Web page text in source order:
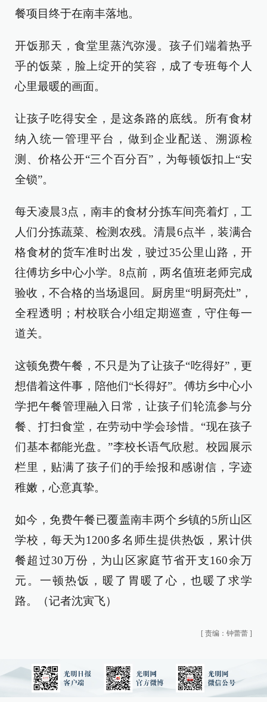
餐项目终于在南丰落地。
开饭那天，食堂里蒸汽弥漫。孩子们端着热乎
乎的饭菜，脸上绽开的笑容，成了专班每个人
心里最暖的画面。
让孩子吃得安全，是这条路的底线。所有食材
纳入统一管理平台，做到企业配送、溯源检
测、价格公开“三个百分百”，为每顿饭扣上“安
全锁”。
每天凌晨3点，南丰的食材分拣车间亮着灯，工
人们分拣蔬菜、检测农残。清晨6点半，装满合
格食材的货车准时出发，驶过35公里山路，开
往傅坊乡中心小学。8点前，两名值班老师完成
验收，不合格的当场退回。厨房里“明厨亮灶”，
全程透明；村校联合小组定期巡查，守住每一
道关。
这顿免费午餐，不只是为了让孩子“吃得好”，更
想借着这件事，陪他们“长得好”。傅坊乡中心小
学把午餐管理融入日常，让孩子们轮流参与分
餐、打扫食堂，在劳动中学会珍惜。“现在孩子
们基本都能光盘。”李校长语气欣慰。校园展示
栏里，贴满了孩子们的手绘报和感谢信，字迹
稚嫩，心意真挚。
如今，免费午餐已覆盖南丰两个乡镇的5所山区
学校，每天为1200多名师生提供热饭，累计供
餐超过30万份，为山区家庭节省开支160余万
元。一顿热饭，暖了胃暖了心，也暖了求学
路。（记者沈寅飞）
[ 责编：钟蕾蕾 ]